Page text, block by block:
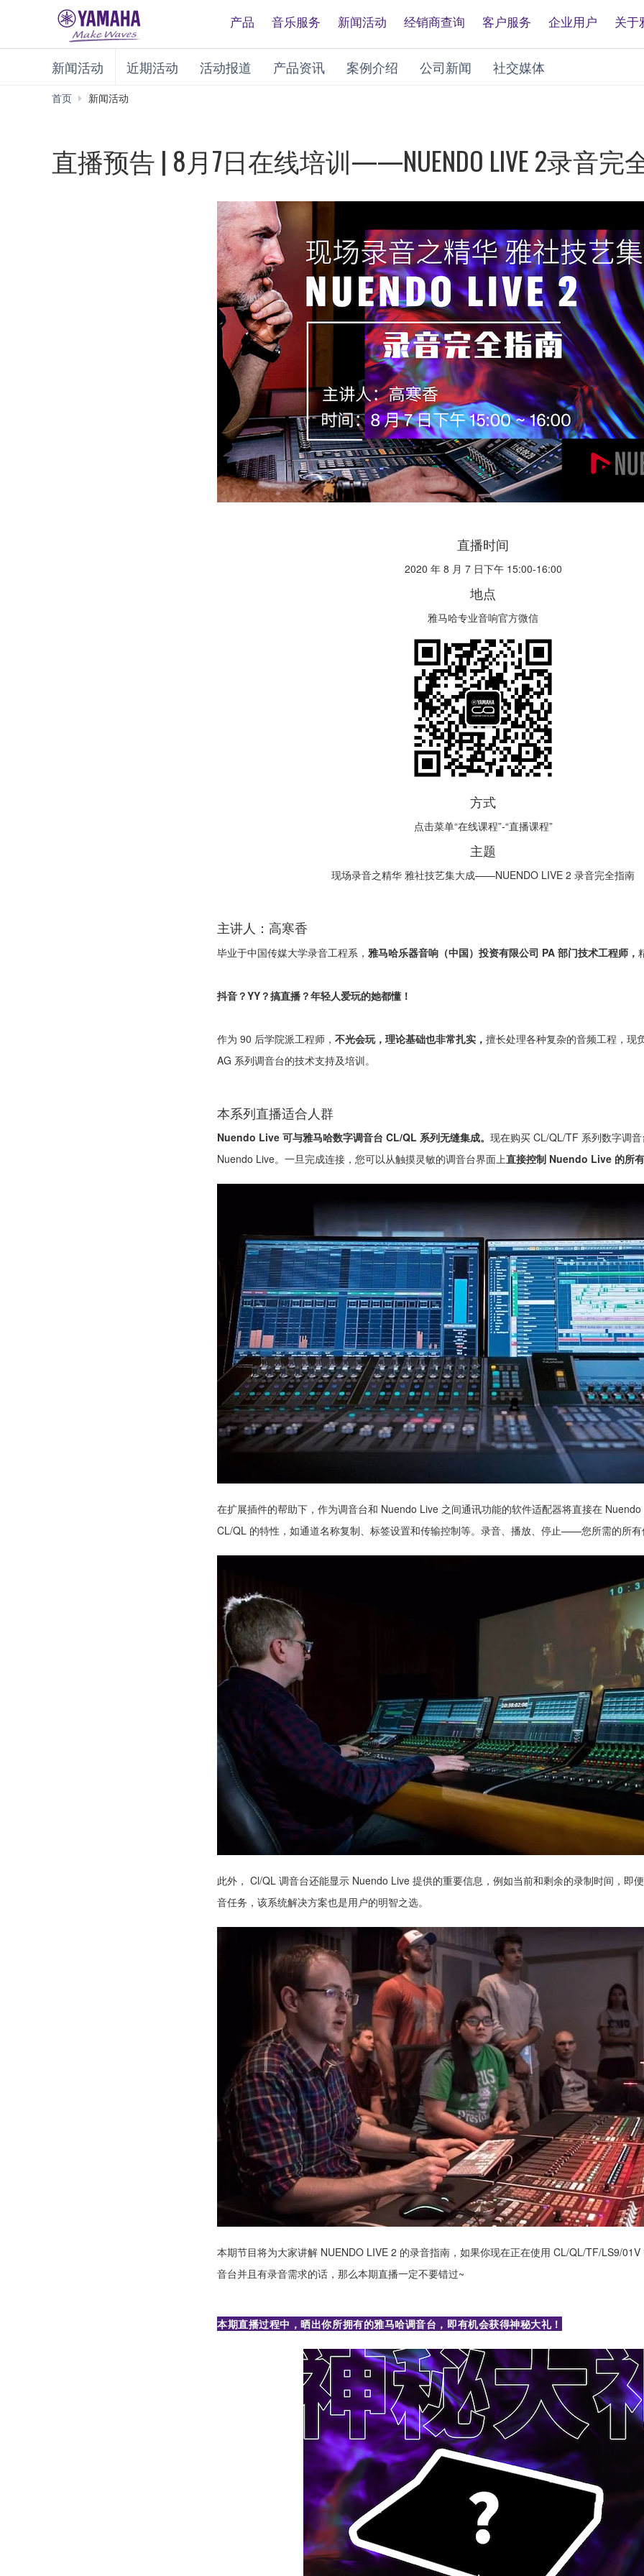
产品 音乐服务 新闻活动 经销商查询 客户服务 企业用户 关于
新闻活动 近期活动 活动报道 产品资讯 案例介绍 公司新闻 社交媒体
首页 新闻活动
直播预告 | 8月7日在线培训——NUENDO LIVE 2录音完
直播时间
2020 年 8 月 7 日下午 15:00-16:00
地点
雅马哈专业音响官方微信
方式
点击菜单“在线课程”-“直播课程”
主题
现场录音之精华 雅社技艺集大成——NUENDO LIVE 2 录音完全指南
主讲人：高寒香
毕业于中国传媒大学录音工程系， 雅马哈乐器音响（中国）投资有限公司 PA 部门技术工程师，
抖音？YY？搞直播？年轻人爱玩的她都懂！
作为 90 后学院派工程师， 不光会玩，理论基础也非常扎实， 擅长处理各种复杂的音频工程，现
AG 系列调音台的技术支持及培训。
本系列直播适合人群
Nuendo Live 可与雅马哈数字调音台 CL/QL 系列无缝集成。 现在购买 CL/QL/TF 系列数字调
Nuendo Live。一旦完成连接，您可以从触摸灵敏的调音台界面上直接控制 Nuendo Live 的所有
在扩展插件的帮助下，作为调音台和 Nuendo Live 之间通讯功能的软件适配器将直接在
CL/QL 的特性，如通道名称复制、标签设置和传输控制等。录音、播放、停止——您所需的所有
此外， Cl/QL 调音台还能显示 Nuendo Live 提供的重要信息，例如当前和剩余的录制时间，即
音任务，该系统解决方案也是用户的明智之选。
本期节目将为大家讲解 NUENDO LIVE 2 的录音指南，如果你现在正在使用 CL/QL/TF/LS9/
音台并且有录音需求的话，那么本期直播一定不要错过~
本期直播过程中，晒出你所拥有的雅马哈调音台，即有机会获得神秘大礼！